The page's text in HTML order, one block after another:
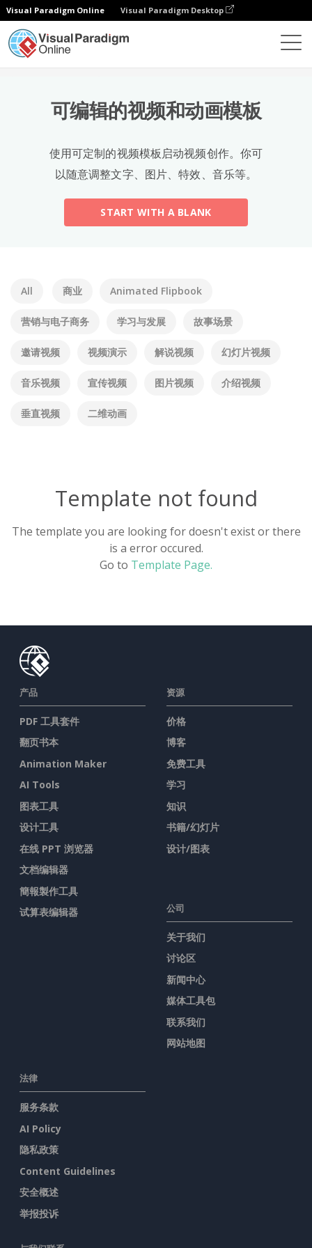
Visual Paradigm Online Visual Paradigm Desktop
可编辑的视频和动画模板
使用可定制的视频模板启动视频创作。你可
以随意调整文字、图片、特效、音乐等。
START WITH A BLANK
All 商业 Animated Flipbook
营销与电子商务 学习与发展 故事场景
邀请视频 视频演示 解说视频 幻灯片视频
音乐视频 宣传视频 图片视频 介绍视频
垂直视频 二维动画
Template not found
The template you are looking for doesn't exist or there
is a error occured.
Go to Template Page.
产品
PDF 工具套件
翻页书本
Animation Maker
AI Tools
图表工具
设计工具
在线 PPT 浏览器
文档编辑器
簡報製作工具
试算表编辑器
资源
价格
博客
免费工具
学习
知识
书籍/幻灯片
设计/图表
公司
关于我们
讨论区
新闻中心
媒体工具包
联系我们
网站地图
法律
服务条款
AI Policy
隐私政策
Content Guidelines
安全概述
举报投诉